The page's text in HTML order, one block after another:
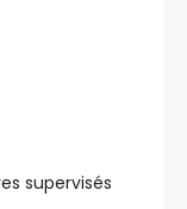
supervisés